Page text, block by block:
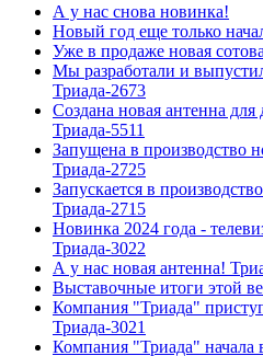
А у нас снова новинка!
Новый год еще только
Уже в продаже новая
Мы разработали и
Триада-2673
Создана новая антенна
Триада-5511
Запущена в производство
Триада-2725
Запускается в
Триада-2715
Новинка 2024 года -
Триада-3022
А у нас новая антенна!
Выставочные итоги этой
Компания "Триада"
Триада-3021
Компания "Триада" начала